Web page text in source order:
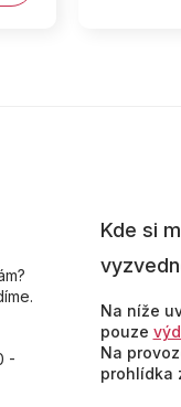
-
Kde si
Na níže
pouze
Na
prohlídka